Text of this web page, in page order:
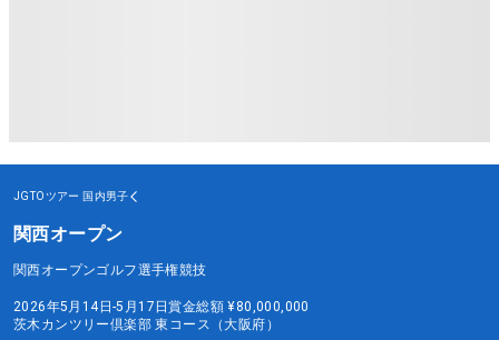
JGTOツアー 国内男子
関西オープン
関西オープンゴルフ選手権競技
2026年5月14日-5月17日賞金総額 ¥80,000,000
茨木カンツリー倶楽部 東コース（大阪府）